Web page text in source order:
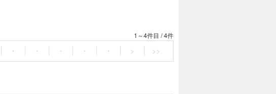
1～4件目 /4件
・ ・ ・ ・ ・ > >>